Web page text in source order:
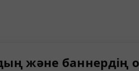
және баннердің